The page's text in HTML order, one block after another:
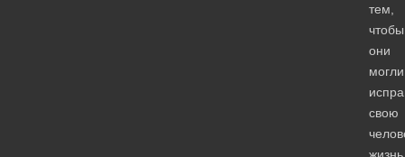
тем,
чтобы
они
могли
свою